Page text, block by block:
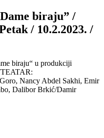
biraju” /
/ 10.2.2023. /
biraju“ u produkciji
Nancy Abdel Sakhi, Emir
Dalibor Brkić/Damir